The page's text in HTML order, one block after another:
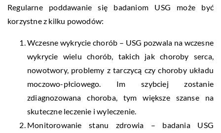
Regularne poddawanie się badaniom USG może być
korzystne z kilku powodów:
Wczesne wykrycie chorób – USG pozwala na wczesne
wykrycie wielu chorób, takich jak choroby serca,
nowotwory, problemy z tarczycą czy choroby układu
moczowo-płciowego. Im szybciej zostanie
zdiagnozowana choroba, tym większe szanse na
skuteczne leczenie i wyleczenie.
Monitorowanie stanu zdrowia – badania USG